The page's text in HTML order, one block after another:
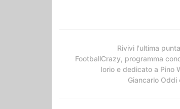
Rivivi l'ultima
FootballCrazy, programma
Iorio e dedicato a Pino
Giancarlo Oddi